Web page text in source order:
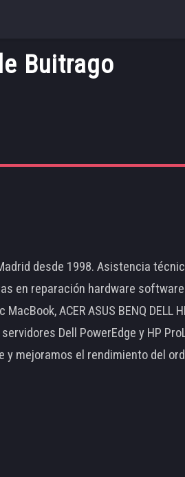
Buitrago
desde 1998. Asistencia
en reparación hardware software
ACER ASUS BENQ DELL
servidores Dell PowerEdge y HP
mejoramos el rendimiento del